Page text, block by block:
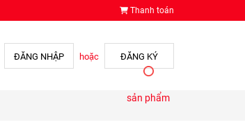
Thanh toán
ĐĂNG NHẬP hoặc ĐĂNG KÝ
sản phẩm